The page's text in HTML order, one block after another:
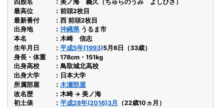
四股名
美ノ海 義久（ちゅらのうみ よしひさ）
最高位
前頭2枚目
最新番付
西 前頭2枚目
出身地
沖縄県うるま市
本名
木崎 信志
生年月日
平成5年(1993)5月6日（33歳）
身長・体重
178cm・151kg
出身高校
鳥取城北高校
出身大学
日本大学
所属部屋
木瀬部屋
改名歴
木崎 → 美ノ海
初土俵
平成28年(2016)3月
（22歳10ヵ月）